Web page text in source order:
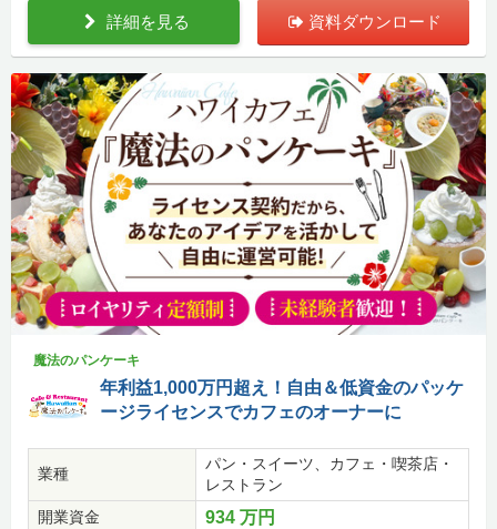
詳細を見る 資料ダウンロード
魔法のパンケーキ
年利益1,000万円超え！自由＆低資金のパッケ
ージライセンスでカフェのオーナーに
業種
パン・スイーツ、カフェ・喫茶店・
レストラン
開業資金
934 万円